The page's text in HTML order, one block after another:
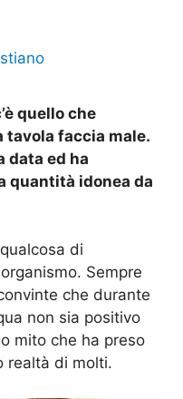
quello che
tavola faccia male.
data ed ha
quantità idonea da
di
Sempre
che durante
non sia positivo
mito che ha preso
realtà di molti.